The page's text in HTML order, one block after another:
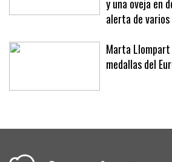
y una oveja en
alerta de
Marta
medallas del